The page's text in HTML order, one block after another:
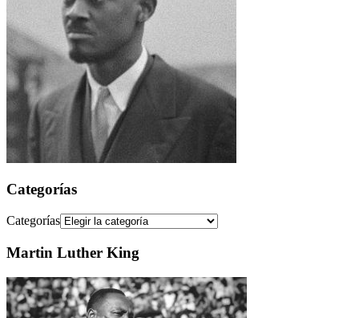
Categorías
Categorías
Martin Luther King